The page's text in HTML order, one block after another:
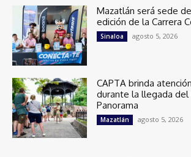
Mazatlán será sede
edición de la Carrera
Sinaloa agosto 5, 2026
CAPTA brinda
durante la llegada del
Panorama
Mazatlán agosto 5, 2026